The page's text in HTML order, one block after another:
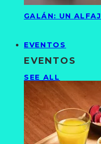
GALÁN: UN
EVENTOS
EVENTOS
SEE ALL